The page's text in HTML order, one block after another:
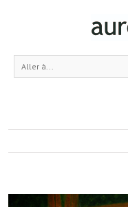
Aller à...